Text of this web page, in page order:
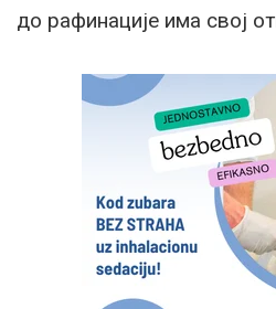
до рафинације има свој